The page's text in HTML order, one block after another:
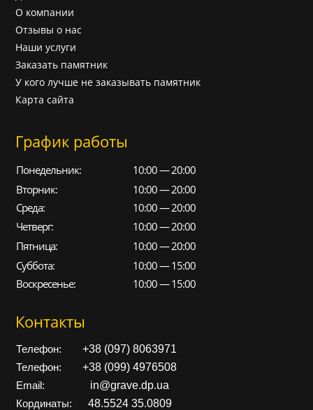
О компании
Отзывы о нас
Наши услуги
Заказать памятник
У кого лучше не заказывать памятник
Карта сайта
График работы
Понедельник:
10:00 — 20:00
Вторник:
10:00 — 20:00
Среда:
10:00 — 20:00
Четверг:
10:00 — 20:00
Пятница:
10:00 — 20:00
Суббота:
10:00 — 15:00
Воскресенье:
10:00 — 15:00
Контакты
Телефон: +38 (097) 8063971
Телефон: +38 (099) 4976508
Email: in@grave.dp.ua
Кординаты: 48.5524 35.0809